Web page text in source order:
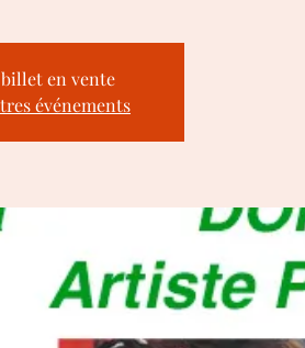
en vente
événements